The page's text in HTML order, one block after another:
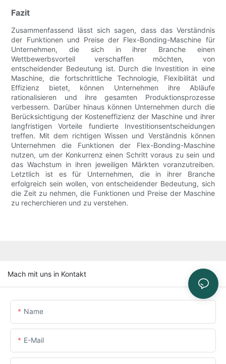
Fazit
Zusammenfassend lässt sich sagen, dass das Verständnis
der Funktionen und Preise der Flex-Bonding-Maschine für
Unternehmen, die sich in ihrer Branche einen
Wettbewerbsvorteil verschaffen möchten, von
entscheidender Bedeutung ist. Durch die Investition in eine
Maschine, die fortschrittliche Technologie, Flexibilität und
Effizienz bietet, können Unternehmen ihre Abläufe
rationalisieren und ihre gesamten Produktionsprozesse
verbessern. Darüber hinaus können Unternehmen durch die
Berücksichtigung der Kosteneffizienz der Maschine und ihrer
langfristigen Vorteile fundierte Investitionsentscheidungen
treffen. Mit dem richtigen Wissen und Verständnis können
Unternehmen die Funktionen der Flex-Bonding-Maschine
nutzen, um der Konkurrenz einen Schritt voraus zu sein und
das Wachstum in ihren jeweiligen Märkten voranzutreiben.
Letztlich ist es für Unternehmen, die in ihrer Branche
erfolgreich sein wollen, von entscheidender Bedeutung, sich
die Zeit zu nehmen, die Funktionen und Preise der Maschine
zu recherchieren und zu verstehen.
Mach mit uns in Kontakt
Name
E-Mail